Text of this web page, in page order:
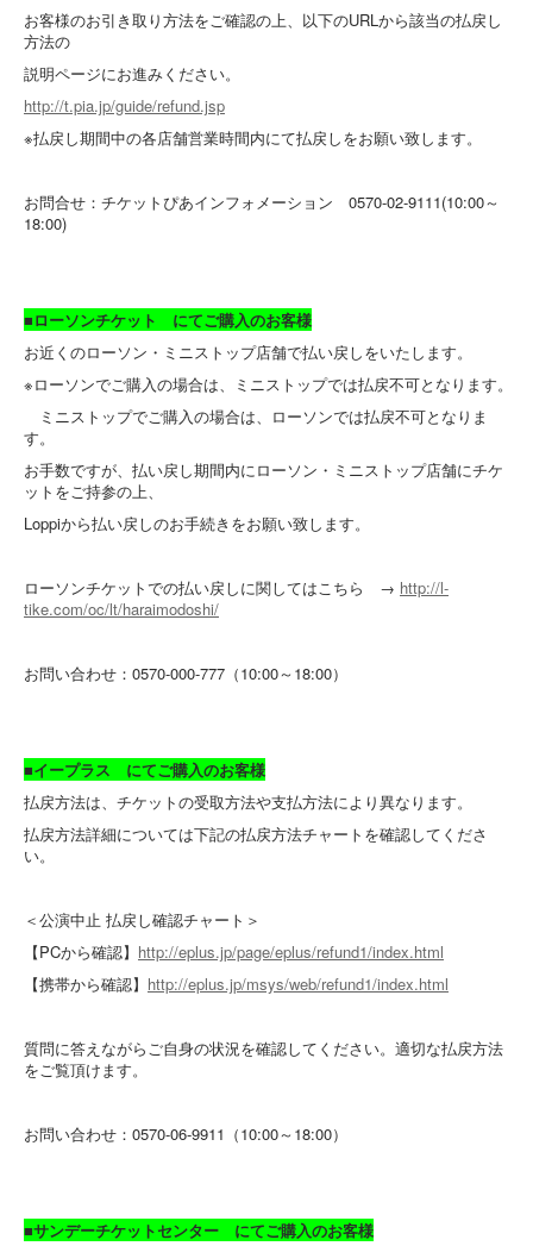
お客様のお引き取り方法をご確認の上、以下のURLから該当の払戻し
方法の
説明ページにお進みください。
http://t.pia.jp/guide/refund.jsp
※払戻し期間中の各店舗営業時間内にて払戻しをお願い致します。
お問合せ：チケットぴあインフォメーション 0570-02-9111(10:00～
18:00)
■ローソンチケット にてご購入のお客様
お近くのローソン・ミニストップ店舗で払い戻しをいたします。
※ローソンでご購入の場合は、ミニストップでは払戻不可となります。
ミニストップでご購入の場合は、ローソンでは払戻不可となりま
す。
お手数ですが、払い戻し期間内にローソン・ミニストップ店舗にチケ
ットをご持参の上、
Loppiから払い戻しのお手続きをお願い致します。
ローソンチケットでの払い戻しに関してはこちら → http://l-
tike.com/oc/lt/haraimodoshi/
お問い合わせ：0570-000-777（10:00～18:00）
■イープラス にてご購入のお客様
払戻方法は、チケットの受取方法や支払方法により異なります。
払戻方法詳細については下記の払戻方法チャートを確認してくださ
い。
＜公演中止 払戻し確認チャート＞
【PCから確認】 http://eplus.jp/page/eplus/refund1/index.html
【携帯から確認】 http://eplus.jp/msys/web/refund1/index.html
質問に答えながらご自身の状況を確認してください。適切な払戻方法
をご覧頂けます。
お問い合わせ：0570-06-9911（10:00～18:00）
■サンデーチケットセンター にてご購入のお客様